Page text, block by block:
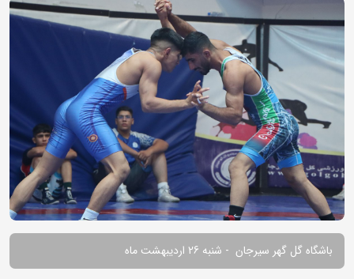
باشگاه گل گهر سیرجان - شنبه 26 اردیبهشت ماه